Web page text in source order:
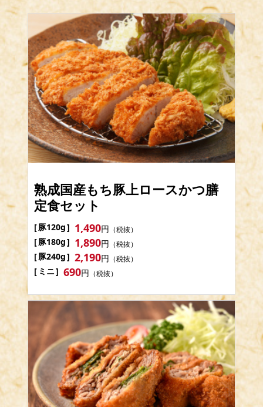
熟成国産もち豚上ロースかつ膳
定食セット
豚120g 1,490円 （税抜）
豚180g 1,890円 （税抜）
豚240g 2,190円 （税抜）
ミニ 690円 （税抜）